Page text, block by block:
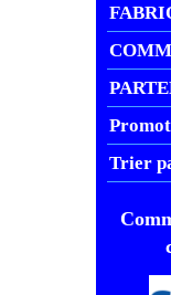
Trier